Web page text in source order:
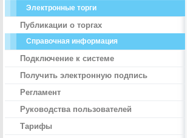
Электронные торги
Публикации о торгах
Справочная информация
Подключение к системе
Получить электронную подпись
Регламент
Руководства пользователей
Тарифы